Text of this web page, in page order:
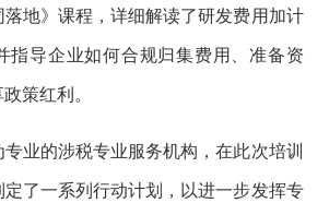
地》课程，详细解读了研发费用加计
指导企业如何合规归集费用、准备资
策红利。
的涉税专业服务机构，在此次培训
了一系列行动计划，以进一步发挥专